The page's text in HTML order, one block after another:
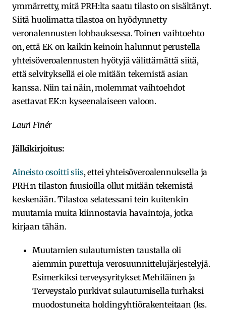
ymmärretty, mitä PRH:lta saatu tilasto on sisältänyt.
Siitä huolimatta tilastoa on hyödynnetty
veronalennusten lobbauksessa. Toinen vaihtoehto
on, että EK on kaikin keinoin halunnut perustella
yhteisöveroalennusten hyötyjä välittämättä siitä,
että selvityksellä ei ole mitään tekemistä asian
kanssa. Niin tai näin, molemmat vaihtoehdot
asettavat EK:n kyseenalaiseen valoon.
Lauri Finér
Jälkikirjoitus:
Aineisto osoitti siis, ettei yhteisöveroalennuksella ja
PRH:n tilaston fuusioilla ollut mitään tekemistä
keskenään. Tilastoa selatessani tein kuitenkin
muutamia muita kiinnostavia havaintoja, jotka
kirjaan tähän.
Muutamien sulautumisten taustalla oli
aiemmin purettuja verosuunnittelujärjestelyjä.
Esimerkiksi terveysyritykset Mehiläinen ja
Terveystalo purkivat sulautumisella turhaksi
muodostuneita holdingyhtiörakenteitaan (ks.